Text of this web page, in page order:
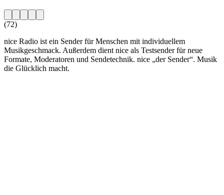
(72)
nice Radio ist ein Sender für Menschen mit individuellem
Musikgeschmack. Außerdem dient nice als Testsender für neue
Formate, Moderatoren und Sendetechnik. nice „der Sender“. Musik
die Glücklich macht.